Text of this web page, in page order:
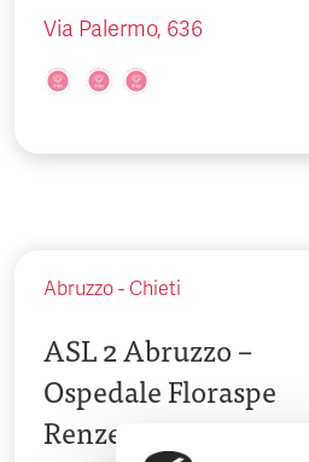
Via Palermo, 636
Abruzzo - Chieti
ASL 2 Abruzzo –
Ospedale Floraspe
Renzetti